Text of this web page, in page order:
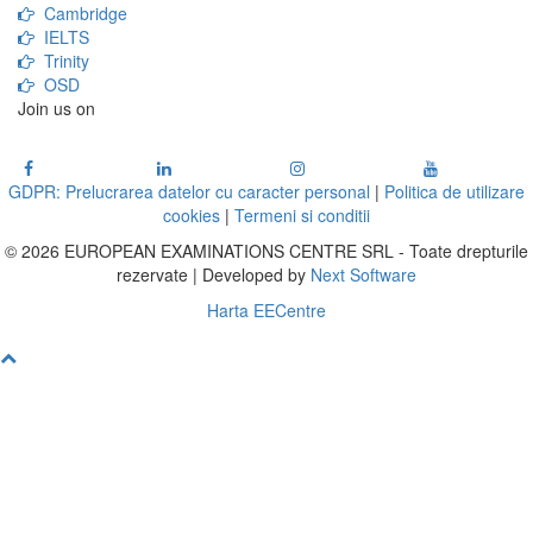
Cambridge
IELTS
Trinity
OSD
Join us on
GDPR: Prelucrarea datelor cu caracter personal | Politica de utilizare
cookies | Termeni si conditii
© 2026 EUROPEAN EXAMINATIONS CENTRE SRL - Toate drepturile
rezervate | Developed by Next Software
Harta EECentre